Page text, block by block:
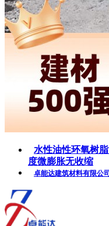
水性油性环氧树
度微膨胀无收缩
卓能达建筑材料有限公司